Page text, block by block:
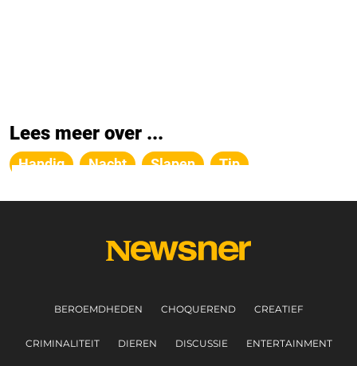
Lees meer over ...
Handig Nacht Slapen Tip
BEROEMDHEDEN CHOQUEREND CREATIEF
CRIMINALITEIT DIEREN DISCUSSIE ENTERTAINMENT